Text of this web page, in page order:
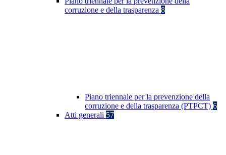
corruzione e della trasparenza 8
Piano triennale per la prevenzione della
corruzione e della trasparenza (PTPCT) 6
Atti generali 57